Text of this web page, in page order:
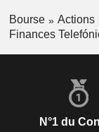
Bourse Actions
Finances
N°1 du